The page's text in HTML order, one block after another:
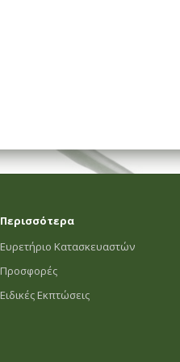
Περισσότερα
Ευρετήριο Κατασκευαστών
Προσφορές
Ειδικές Εκπτώσεις